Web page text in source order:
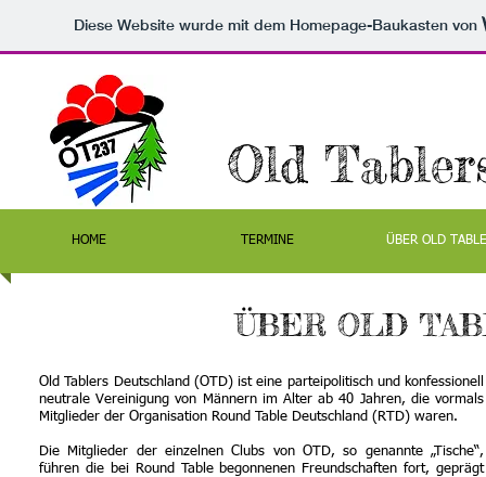
Diese Website wurde mit dem Homepage-Baukasten von
Old T
HOME TERMINE ÜBER OLD
ÜBER OLD
Old Tablers Deutschland (OTD) ist eine parteipolitisch und konfessionell
neutrale Vereinigung von Männern im Alter ab 40 Jahren, die vormals
Mitglieder der Organisation Round Table Deutschland (RTD) waren.
Die Mitglieder der einzelnen Clubs von OTD, so genannte „Tische“,
führen die bei Round Table begonnenen Freundschaften fort, geprägt